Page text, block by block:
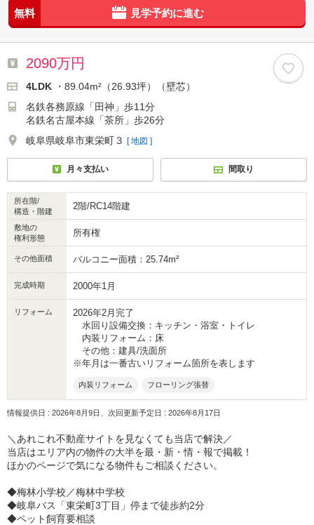
無料 見学予約に進む
2090万円
4LDK
・89.04m²（26.93坪）（壁芯）
名鉄各務原線「田神」歩11分
名鉄名古屋本線「茶所」歩26分
岐阜県岐阜市東栄町３ [ 地図 ]
月々支払い 間取り
所在階/
構造・階建
2階/RC14階建
敷地の
権利形態
所有権
その他面積 バルコニー面積：25.74m²
完成時期 2000年1月
リフォーム
2026年2月完了
水回り設備交換：キッチン・浴室・トイレ
内装リフォーム：床
その他：建具/洗面所
※年月は一番古いリフォーム箇所を表します
内装リフォーム フローリング張替
情報提供日 : 2026年8月9日、次回更新予定日 : 2026年8月17日
＼あれこれ不動産サイトを見なくても当店で解決／
当店はエリア内の物件の大半を最・新・情・報で掲載！
ほかのページで気になる物件もご相談ください。
◆梅林小学校／梅林中学校
◆岐阜バス「東栄町3丁目」停まで徒歩約2分
◆ペット飼育要相談